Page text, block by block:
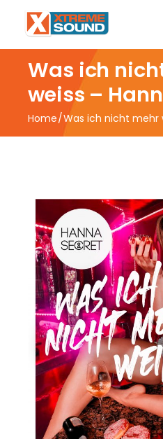
Was ich
weiss –
Home Was ich nicht mehr